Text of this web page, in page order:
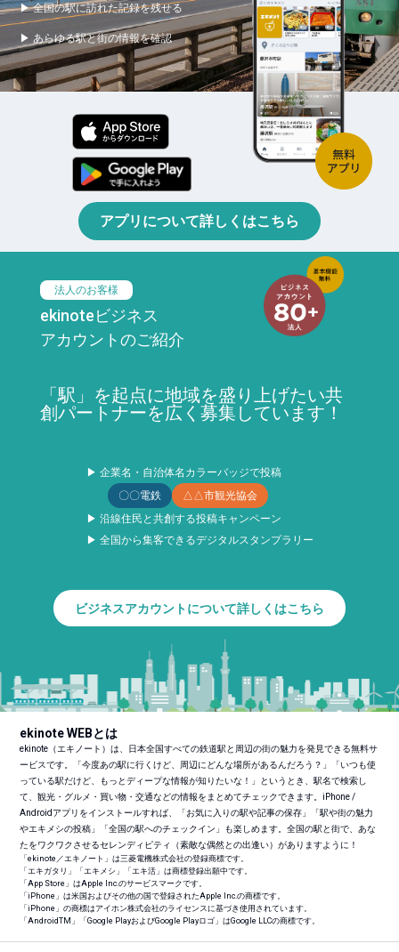
▶ 全国の駅に訪れた記録を残せる
▶ あらゆる駅と街の情報を確認
アプリについて詳しくはこちら
法人のお客様
ekinoteビジネス
アカウントのご紹介
「駅」を起点に地域を盛り上げたい共
創パートナーを広く募集しています！
▶ 企業名・自治体名カラーバッジで投稿
〇〇電鉄
△△市観光協会
▶ 沿線住民と共創する投稿キャンペーン
▶ 全国から集客できるデジタルスタンプラリー
ビジネスアカウントについて詳しくはこちら
ekinote WEBとは
ekinote（エキノート）は、日本全国すべての鉄道駅と周辺の街の魅力を発見できる無料サ
ービスです。「今度あの駅に行くけど、周辺にどんな場所があるんだろう？」「いつも使
っている駅だけど、もっとディープな情報が知りたいな！」というとき、駅名で検索し
て、観光・グルメ・買い物・交通などの情報をまとめてチェックできます。iPhone /
Androidアプリをインストールすれば、「お気に入りの駅や記事の保存」「駅や街の魅力
やエキメシの投稿」「全国の駅へのチェックイン」も楽しめます。全国の駅と街で、あな
たをワクワクさせるセレンディピティ（素敵な偶然との出逢い）がありますように！
「ekinote／エキノート」は三菱電機株式会社の登録商標です。
「エキガタリ」「エキメシ」「エキ活」は商標登録出願中です。
「App Store」はApple Inc.のサービスマークです。
「iPhone」は米国およびその他の国で登録されたApple Inc.の商標です。
「iPhone」の商標はアイホン株式会社のライセンスに基づき使用されています。
「AndroidTM 」「Google PlayおよびGoogle Playロゴ」はGoogle LLCの商標です。